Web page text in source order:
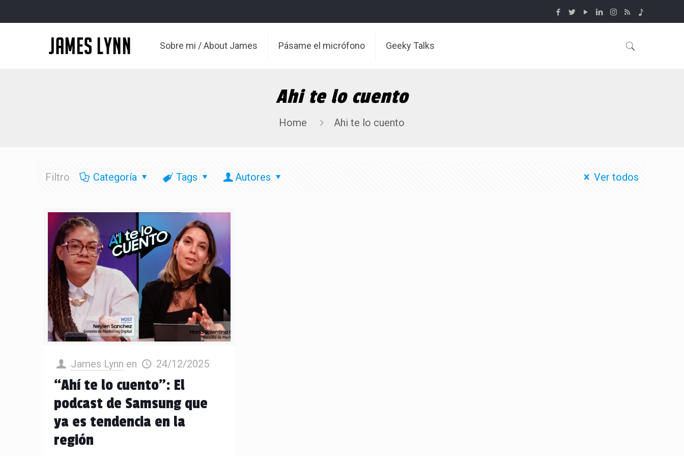
Sobre mi / About James Pásame el micrófono Geeky Talks
Ahi te lo cuento
Home Ahi te lo cuento
Filtro Categoría Tags Autores Ver todos
James Lynn en 24/12/2025
“Ahí te lo cuento”: El
podcast de Samsung que
ya es tendencia en la
región